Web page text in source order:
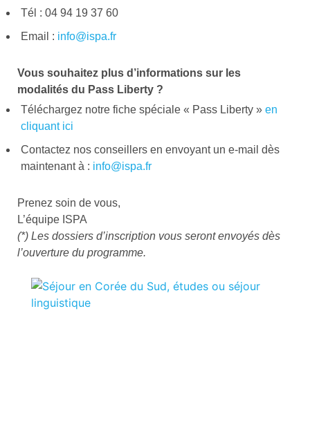
Tél : 04 94 19 37 60
Email : info@ispa.fr
Vous souhaitez plus d’informations sur les
modalités du Pass Liberty ?
Téléchargez notre fiche spéciale « Pass Liberty » en
cliquant ici
Contactez nos conseillers en envoyant un e-mail dès
maintenant à : info@ispa.fr
Prenez soin de vous,
L’équipe ISPA
(*) Les dossiers d’inscription vous seront envoyés dès
l’ouverture du programme.